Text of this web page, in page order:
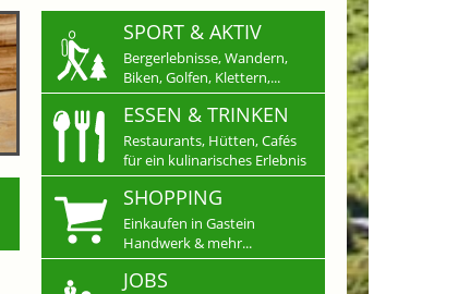
SPORT & AKTIV
Bergerlebnisse, Wandern,
Biken, Golfen, Klettern,...
ESSEN & TRINKEN
Restaurants, Hütten, Cafés
für ein kulinarisches Erlebnis
SHOPPING
Einkaufen in Gastein
Handwerk & mehr...
JOBS